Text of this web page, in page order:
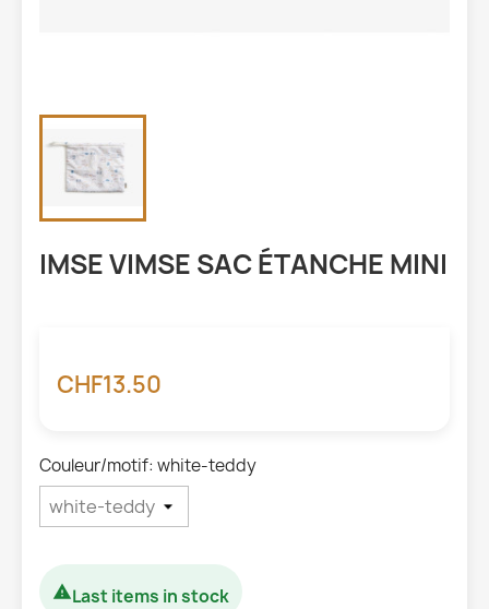
IMSE VIMSE SAC ÉTANCHE MINI
CHF13.50
Couleur/motif: white-teddy
Last items in stock